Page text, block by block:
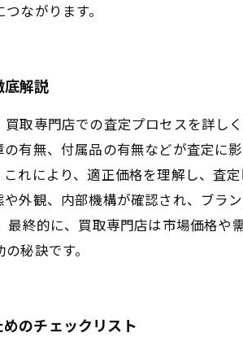
ながります。
底解説
取専門店での査定プロセスを詳し
有無、付属品の有無などが査定に
れにより、適正価格を理解し、査
外観、内部機構が確認され、ブラ
最終的に、買取専門店は市場価格
秘訣です。
のチェックリスト